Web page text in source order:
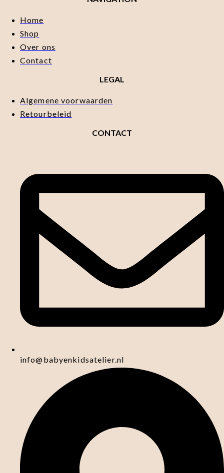
Home
Shop
Over ons
Contact
LEGAL
Algemene voorwaarden
Retourbeleid
CONTACT
info@babyenkidsatelier.nl